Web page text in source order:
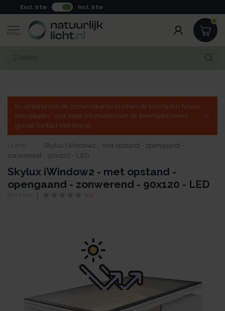
Excl. btw Incl. btw
MENU
In verband met de zomervakantie kunnen de levertijden helaas
iets oplopen. Voor meer informatie over de levertijden neem
gerust contact met ons op.
Home
Skylux iWindow2 - met opstand - opengaand -
zonwerend - 90x120 - LED
Skylux iWindow2 - met opstand -
opengaand - zonwerend - 90x120 - LED
SKYLUX (0)